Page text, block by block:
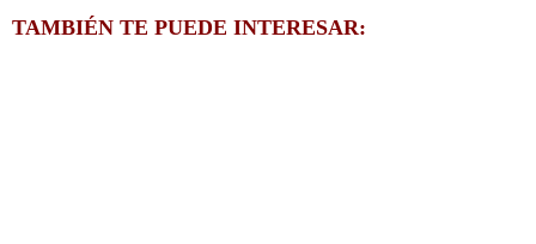
TAMBIÉN TE PUEDE INTERESAR: